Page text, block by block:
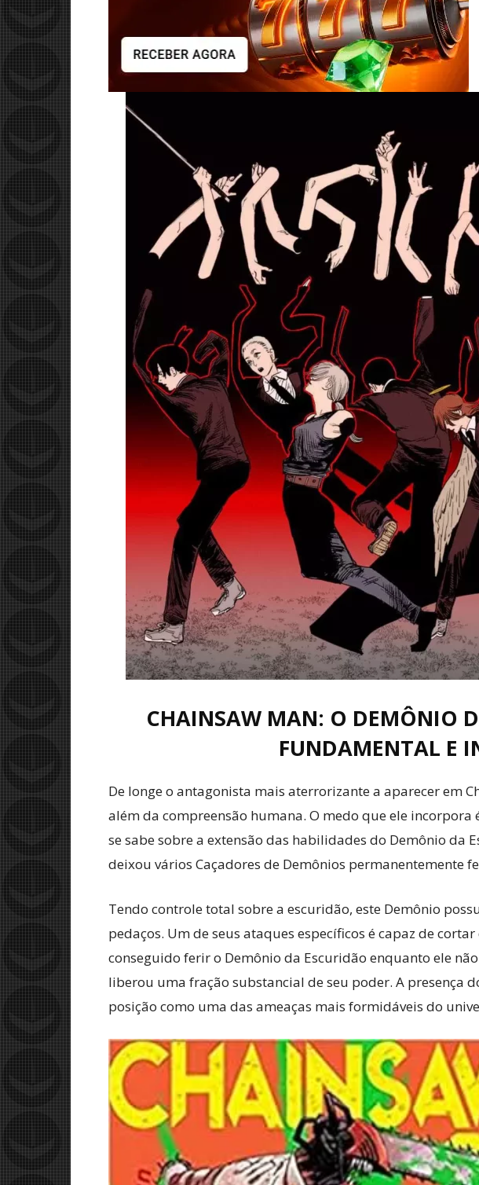
CHAINSAW MAN: O DEMÔNIO
FUNDAMENTAL E
De longe o antagonista mais aterrorizante a aparecer em
além da compreensão humana. O medo que ele
se sabe sobre a extensão das habilidades do Demônio da
deixou vários Caçadores de Demônios permanentemente
Tendo controle total sobre a escuridão, este Demônio
pedaços. Um de seus ataques específicos é capaz de
conseguido ferir o Demônio da Escuridão enquanto ele
liberou uma fração substancial de seu poder. A presença
posição como uma das ameaças mais formidáveis do